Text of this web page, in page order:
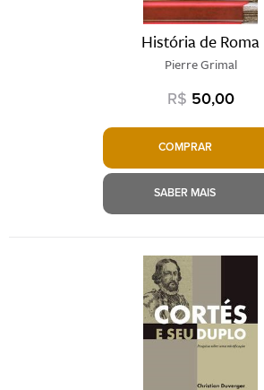
História de Roma
Pierre Grimal
R$ 50,00
COMPRAR
SABER MAIS